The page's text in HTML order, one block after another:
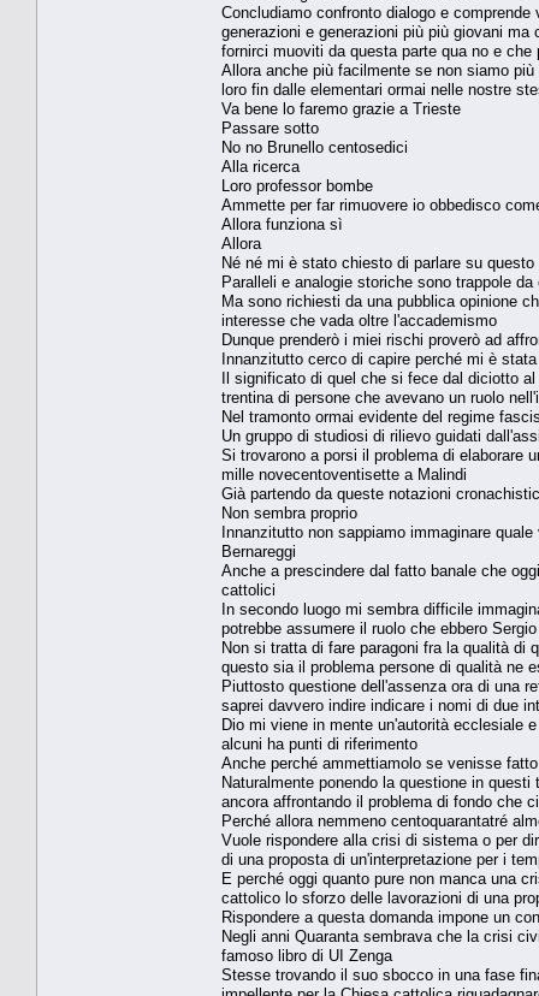
Concludiamo confronto dialogo e
generazioni e generazioni più più giovani
fornirci muoviti da questa parte qua no e
Allora anche più facilmente se non siamo
loro fin dalle elementari ormai nelle nostre
Va bene lo faremo grazie a Trieste
Passare sotto
No no Brunello centosedici
Alla ricerca
Loro professor bombe
Ammette per far rimuovere io obbedisco
Allora funziona sì
Allora
Né né mi è stato chiesto di parlare su
Paralleli e analogie storiche sono trappole
Ma sono richiesti da una pubblica opinione
interesse che vada oltre l'accademismo
Dunque prenderò i miei rischi proverò ad
Innanzitutto cerco di capire perché mi è
Il significato di quel che si fece dal diciotto
trentina di persone che avevano un ruolo
Nel tramonto ormai evidente del regime
Un gruppo di studiosi di rilievo guidati
Si trovarono a porsi il problema di elaborare
mille novecentoventisette a Malindi
Già partendo da queste notazioni
Non sembra proprio
Innanzitutto non sappiamo immaginare
Bernareggi
Anche a prescindere dal fatto banale che
cattolici
In secondo luogo mi sembra difficile
potrebbe assumere il ruolo che ebbero
Non si tratta di fare paragoni fra la qualità di
questo sia il problema persone di qualità ne
Piuttosto questione dell'assenza ora di una
saprei davvero indire indicare i nomi di due
Dio mi viene in mente un'autorità ecclesiale
alcuni ha punti di riferimento
Anche perché ammettiamolo se venisse
Naturalmente ponendo la questione in
ancora affrontando il problema di fondo che
Perché allora nemmeno centoquarantatré
Vuole rispondere alla crisi di sistema o per
di una proposta di un'interpretazione per i
E perché oggi quanto pure non manca una
cattolico lo sforzo delle lavorazioni di una
Rispondere a questa domanda impone un
Negli anni Quaranta sembrava che la crisi
famoso libro di UI Zenga
Stesse trovando il suo sbocco in una fase